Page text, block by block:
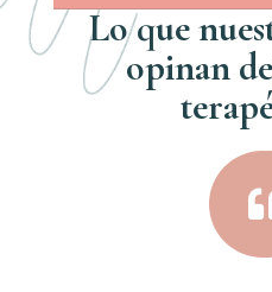
Lo que
opinan